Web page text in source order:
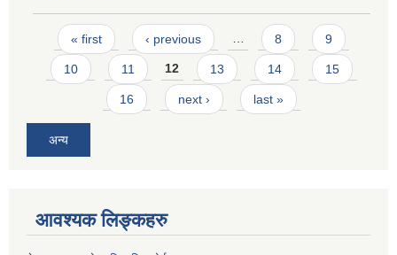
Pages
« first ‹ previous … 8 9
10 11 12 13 14 15
16 next › last »
अन्य
आवश्यक लिङ्कहरु